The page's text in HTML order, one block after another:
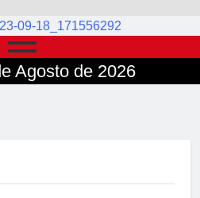
Agosto de 2026